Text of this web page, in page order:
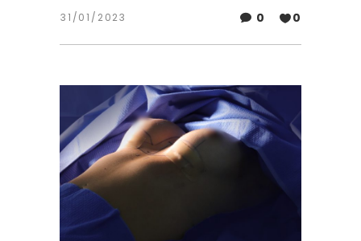
31/01/2023 0 0